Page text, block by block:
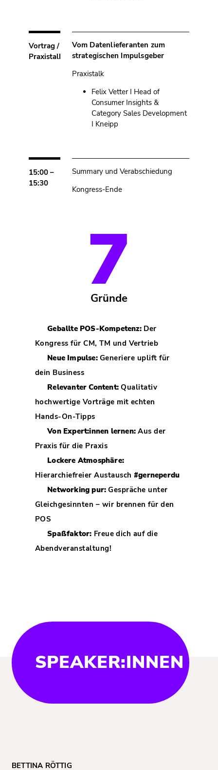
Vortrag /
Praxistalk
Vom Datenlieferanten zum
strategischen Impulsgeber
Praxistalk
Felix Vetter I Head of
Consumer Insights &
Category Sales Development
I Kneipp
15:00 –
15:30
Summary und Verabschiedung
Kongress-Ende
7
Geballte POS-Kompetenz:Der
Kongress für CM, TM und Vertrieb
Neue Impulse: Generiere uplift für
dein Business
Relevanter Content: Qualitativ
hochwertige Vorträge mit echten
Hands-On-Tipps
Von Expert:innen lernen:Aus der
Praxis für die Praxis
Lockere Atmosphäre:
Hierarchiefreier Austausch #gerneperdu
Networking pur:Gespräche unter
Gleichgesinnten – wir brennen für den
POS
Spaßfaktor: Freue dich auf die
Abendveranstaltung!
Gründe
SPEAKER:INNEN
BETTINA RÖTTIG